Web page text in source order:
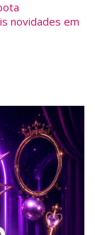
novidades em